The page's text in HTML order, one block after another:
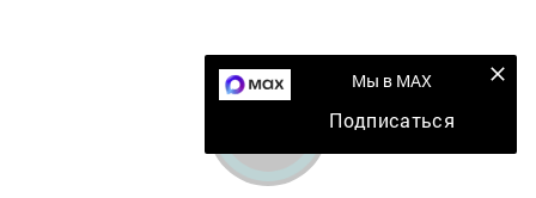
Мы в MAX
Подписаться